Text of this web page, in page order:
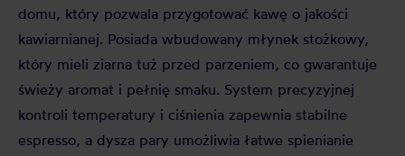
domu, który pozwala przygotować kawę o jakości
kawiarnianej. Posiada wbudowany młynek stożkowy,
który mieli ziarna tuż przed parzeniem, co gwarantuje
świeży aromat i pełnię smaku. System precyzyjnej
kontroli temperatury i ciśnienia zapewnia stabilne
espresso, a dysza pary umożliwia łatwe spienianie